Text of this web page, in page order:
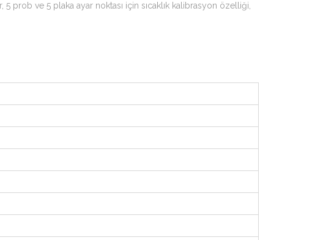
5 prob ve 5 plaka ayar noktası için sıcaklık kalibrasyon özelliği,